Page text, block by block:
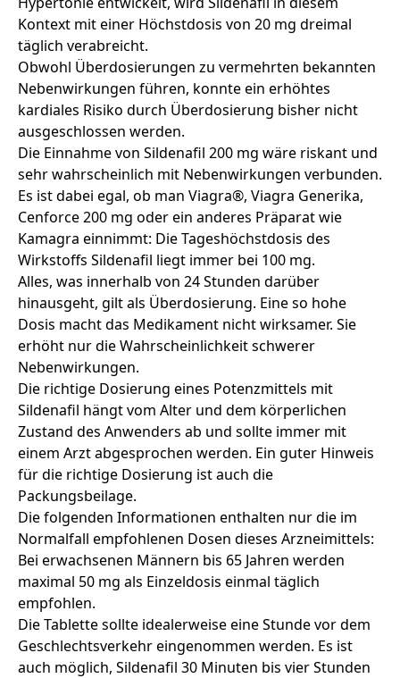
Kontext mit einer Höchstdosis von 20 mg dreimal
täglich verabreicht.
Obwohl Überdosierungen zu vermehrten bekannten
Nebenwirkungen führen, konnte ein erhöhtes
kardiales Risiko durch Überdosierung bisher nicht
ausgeschlossen werden.
Die Einnahme von Sildenafil 200 mg wäre riskant und
sehr wahrscheinlich mit Nebenwirkungen verbunden.
Es ist dabei egal, ob man Viagra®, Viagra Generika,
Cenforce 200 mg oder ein anderes Präparat wie
Kamagra einnimmt: Die Tageshöchstdosis des
Wirkstoffs Sildenafil liegt immer bei 100 mg.
Alles, was innerhalb von 24 Stunden darüber
hinausgeht, gilt als Überdosierung. Eine so hohe
Dosis macht das Medikament nicht wirksamer. Sie
erhöht nur die Wahrscheinlichkeit schwerer
Nebenwirkungen.
Die richtige Dosierung eines Potenzmittels mit
Sildenafil hängt vom Alter und dem körperlichen
Zustand des Anwenders ab und sollte immer mit
einem Arzt abgesprochen werden. Ein guter Hinweis
für die richtige Dosierung ist auch die
Packungsbeilage.
Die folgenden Informationen enthalten nur die im
Normalfall empfohlenen Dosen dieses Arzneimittels:
Bei erwachsenen Männern bis 65 Jahren werden
maximal 50 mg als Einzeldosis einmal täglich
empfohlen.
Die Tablette sollte idealerweise eine Stunde vor dem
Geschlechtsverkehr eingenommen werden. Es ist
auch möglich, Sildenafil 30 Minuten bis vier Stunden